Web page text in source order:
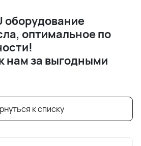
оборудование
оптимальное по
нам за выгодными
к списку